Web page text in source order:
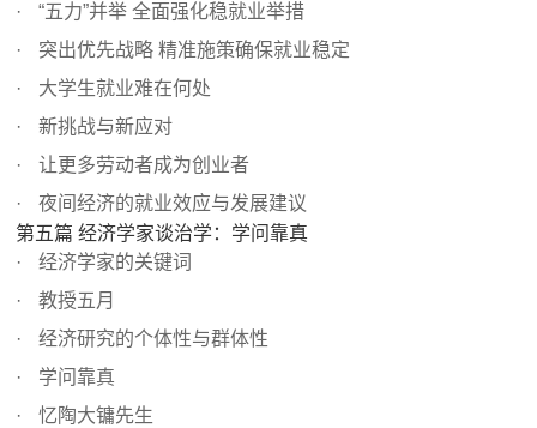
“五力”并举 全面强化稳就业举措
突出优先战略 精准施策确保就业稳定
大学生就业难在何处
新挑战与新应对
让更多劳动者成为创业者
夜间经济的就业效应与发展建议
第五篇 经济学家谈治学：学问靠真
经济学家的关键词
教授五月
经济研究的个体性与群体性
学问靠真
忆陶大镛先生